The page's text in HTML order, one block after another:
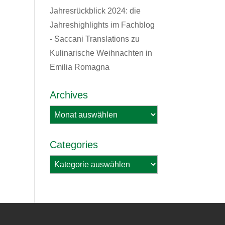
Jahresrückblick 2024: die
Jahreshighlights im Fachblog
- Saccani Translationszu
Kulinarische Weihnachten in
Emilia Romagna
Archives
Archives
Categories
Categories